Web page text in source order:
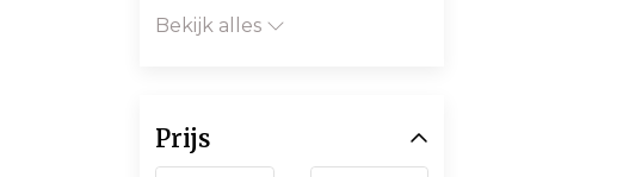
Bekijk alles
Prijs